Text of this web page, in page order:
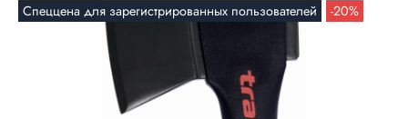
Спеццена для зарегистрированных пользователей -20%